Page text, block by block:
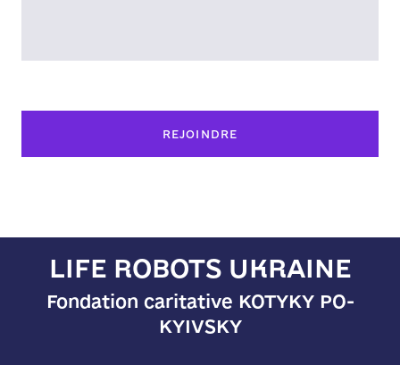
REJOINDRE
LIFE ROBOTS UKRAINE
Fondation caritative KOTYKY PO-
KYIVSKY